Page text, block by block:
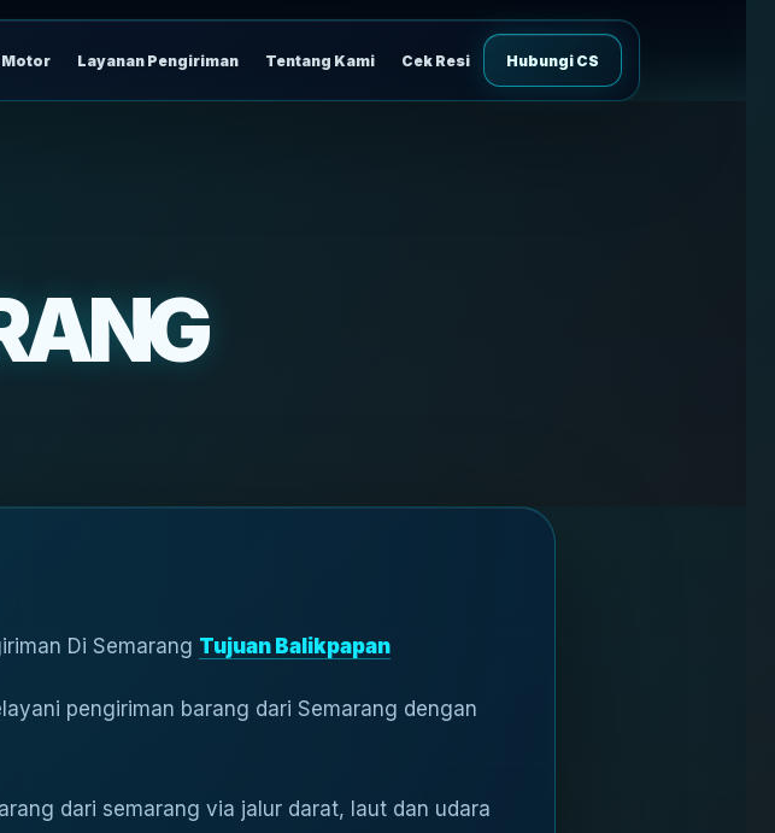
Motor Layanan Pengiriman Tentang Kami Cek Resi Hubungi CS
Di Semarang Tujuan Balikpapan
pengiriman barang dari Semarang dengan
dari semarang via jalur darat, laut dan udara